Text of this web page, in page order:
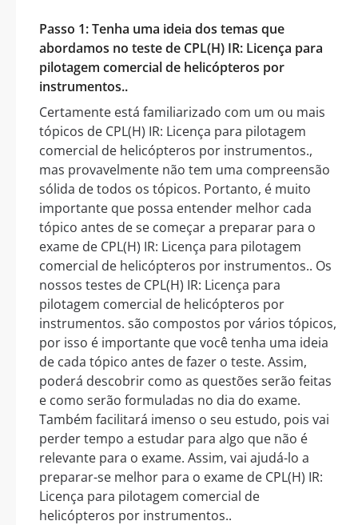
Passo 1: Tenha uma ideia dos temas que
abordamos no teste de CPL(H) IR: Licença para
pilotagem comercial de helicópteros por
instrumentos..
Certamente está familiarizado com um ou mais
tópicos de CPL(H) IR: Licença para pilotagem
comercial de helicópteros por instrumentos.,
mas provavelmente não tem uma compreensão
sólida de todos os tópicos. Portanto, é muito
importante que possa entender melhor cada
tópico antes de se começar a preparar para o
exame de CPL(H) IR: Licença para pilotagem
comercial de helicópteros por instrumentos.. Os
nossos testes de CPL(H) IR: Licença para
pilotagem comercial de helicópteros por
instrumentos. são compostos por vários tópicos,
por isso é importante que você tenha uma ideia
de cada tópico antes de fazer o teste. Assim,
poderá descobrir como as questões serão feitas
e como serão formuladas no dia do exame.
Também facilitará imenso o seu estudo, pois vai
perder tempo a estudar para algo que não é
relevante para o exame. Assim, vai ajudá-lo a
preparar-se melhor para o exame de CPL(H) IR:
Licença para pilotagem comercial de
helicópteros por instrumentos..